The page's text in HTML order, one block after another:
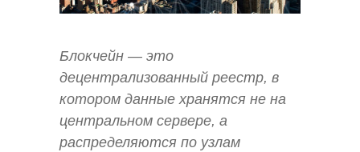
Блокчейн — это
децентрализованный реестр, в
котором данные хранятся не на
центральном сервере, а
распределяются по узлам